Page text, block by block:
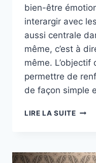
bien-être
interargir avec
aussi centrale
même, c’est à
même.
permettre de
de façon simple
LIRE LA SUITE
SOI